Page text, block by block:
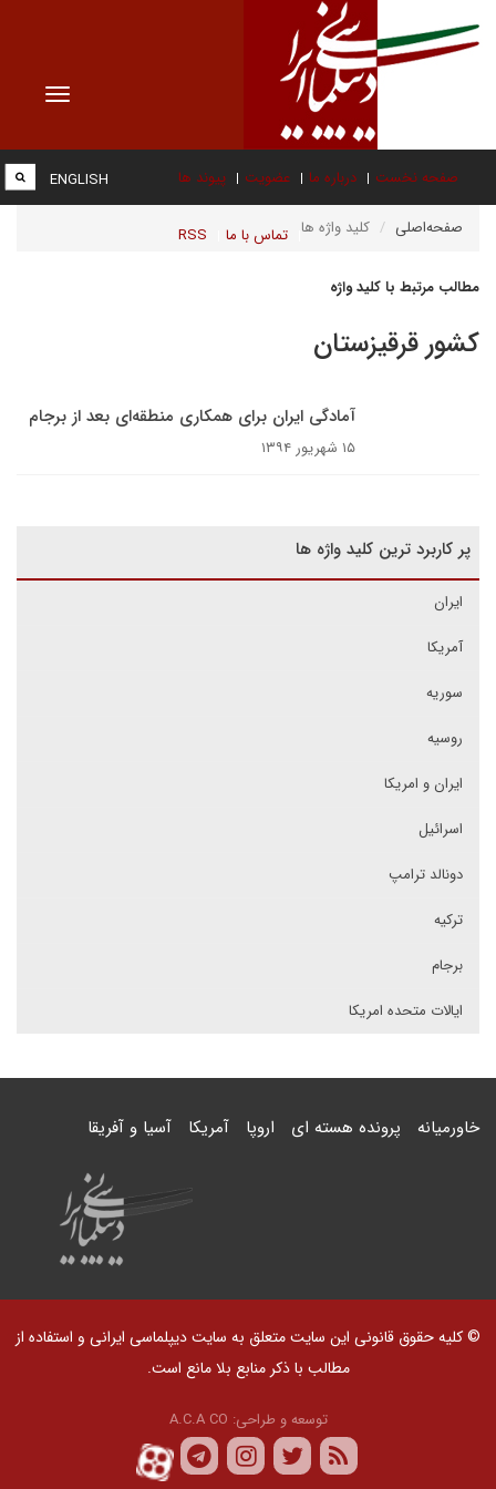
Toggle
صفحه نخست درباره ما عضویت پیوند ها
تماس با ما RSS
ENGLISH
صفحه‌اصلی کلید واژه ها
مطالب مرتبط با کلید واژه
کشور قرقیزستان
آمادگی ایران برای همکاری منطقه‌ای بعد از برجام
۱۵ شهریور ۱۳۹۴
پر کاربرد ترین کلید واژه ها
ایران
آمریکا
سوریه
روسیه
ایران و امریکا
اسرائیل
دونالد ترامپ
ترکیه
برجام
ایالات متحده امریکا
خاورمیانه پرونده هسته ای اروپا آمریکا آسیا و آفریقا
© کلیه حقوق قانونی این سایت متعلق به سایت دیپلماسی ایرانی و استفاده از
مطالب با ذکر منابع بلا مانع است.
توسعه و طراحی: A.C.A CO